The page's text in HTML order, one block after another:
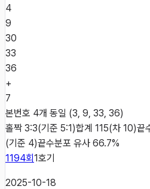
4
9
30
33
36
+
7
본번호 4개 동일 (3, 9, 33, 36)
홀짝 3:3(기준 5:1)합계 115(차 10)끝
(기준 4)끝수분포 유사 66.7%
1194회1호기
2025-10-18